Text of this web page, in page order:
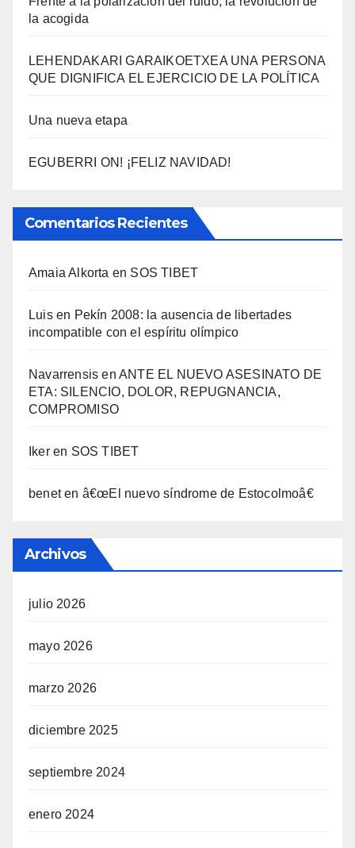
la acogida
LEHENDAKARI GARAIKOETXEA UNA PERSONA
QUE DIGNIFICA EL EJERCICIO DE LA POLÍTICA
Una nueva etapa
EGUBERRI ON! ¡FELIZ NAVIDAD!
Comentarios Recientes
Amaia Alkorta en SOS TIBET
Luisen Pekí­n 2008: la ausencia de libertades
incompatible con el espí­ritu olí­mpico
Navarrensis enANTE EL NUEVO ASESINATO DE
ETA: SILENCIO, DOLOR, REPUGNANCIA,
COMPROMISO
Ikeren SOS TIBET
beneten â€œEl nuevo sí­ndrome de Estocolmoâ€
Archivos
julio 2026
mayo 2026
marzo 2026
diciembre 2025
septiembre 2024
enero 2024